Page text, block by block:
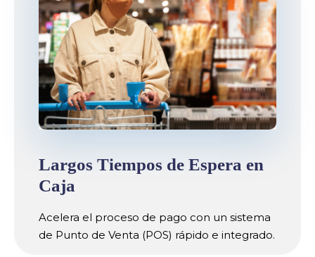
Largos Tiempos de Espera en
Caja
Acelera el proceso de pago con un sistema
de Punto de Venta (POS) rápido e integrado.